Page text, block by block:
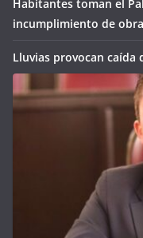
Habitantes toman el
incumplimiento de
Lluvias provocan caída